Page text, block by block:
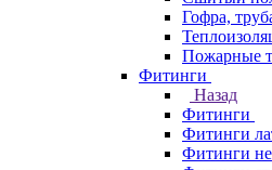
Гофра,
Пожарные
Фитинги
Назад
Фитинги
Фитинги
Фитинги